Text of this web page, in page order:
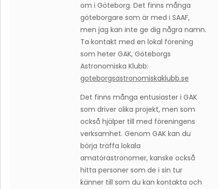
om i Göteborg. Det finns många
göteborgare som är med i SAAF,
men jag kan inte ge dig några namn.
Ta kontakt med en lokal förening
som heter GAK, Göteborgs
Astronomiska Klubb:
goteborgsastronomiskaklubb.se
Det finns många entusiaster i GAK
som driver olika projekt, men som
också hjälper till med föreningens
verksamhet. Genom GAK kan du
börja träffa lokala
amatörastronomer, kanske också
hitta personer som de i sin tur
känner till som du kan kontakta och